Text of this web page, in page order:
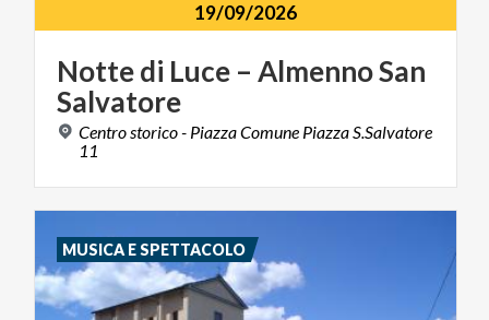
19/09/2026
Nottedi Luce – AlmennoSan
Salvatore
Centro storico - Piazza Comune Piazza S.Salvatore
11
MUSICA E SPETTACOLO